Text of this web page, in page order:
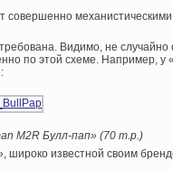
совершенно
Видимо, не случайно
по этой схеме. Например,
M2R Булл-пап» (70 т.р.)
широко известной своим